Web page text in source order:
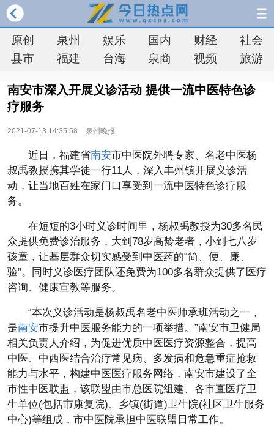
原创 泉州 娱乐 国内 财经
社会
县市
福建 台海 泉商 视频 旅游
南安市深入开展义诊活动 提供一流中医特色诊
疗服务
2021-07-13 14:35:58 泉州晚报
近 日，福建省南安市中医院外聘专家、名老中医杨
叔禹教授携其学徒一行11人，深入丰州镇开展义诊活
动，让当地百姓在家门口享受到一流中医特色诊疗服
务。
在短短的3小时义诊时间里，杨叔禹教授为30多名民
众提供免费诊治服务，大到78岁高龄老者，小到七八岁
孩童，让基层群众切实感受到中医药的“简、便、廉、
验”。同时义诊医疗团队还免费为100多名群众提供了医疗
咨询、健康宣教等服务。
“本次义诊活动是杨叔禹名老中医师承班活动之一，
是南安市提升中医服务能力的一项举措。”南安市卫健局
相关负责人介绍，为促进优质中医医疗资源整合，提高
中医、中西医结合治疗常见病、多发病和危急重症抢救
能力与水平 ，构建中医医疗服务网络，南安市建设了全
市性中医联盟，该联盟由市总医院组建、各市直医疗卫
生单位(包括市康复院)、乡镇(街道)卫生院(社区卫生服务
中心)等组成，市中医院承担中医联盟日常工作。